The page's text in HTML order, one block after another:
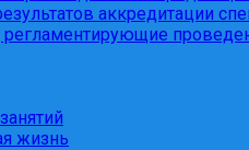
аккредитации
жизнь